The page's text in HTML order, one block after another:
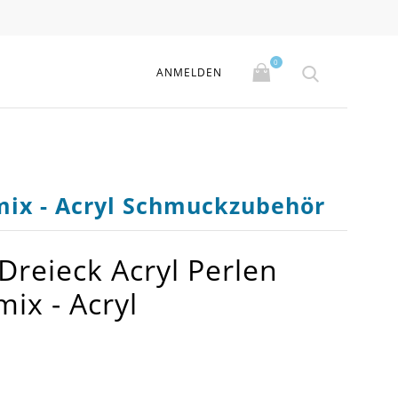
ANMELDEN
0
- Acryl Schmuckzubehör
Acryl Perlen
- Acryl